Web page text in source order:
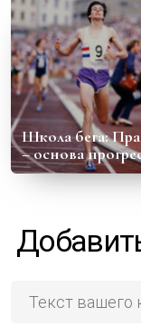
Школа бега:
– основа